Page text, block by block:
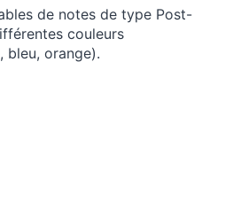
de notes de type Post-
couleurs
bleu, orange).